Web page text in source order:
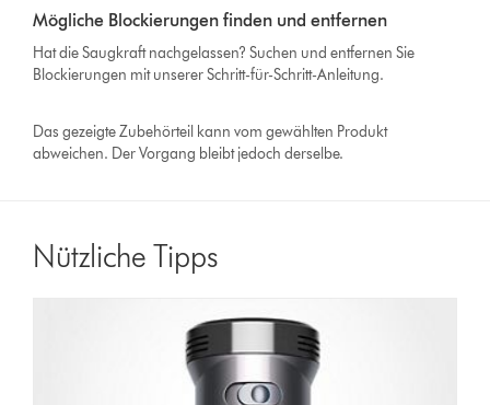
Transcript
öffnen
Mögliche Blockierungen finden und entfernen
Hat die Saugkraft nachgelassen? Suchen und entfernen Sie
Blockierungen mit unserer Schritt-für-Schritt-Anleitung.
Das gezeigte Zubehörteil kann vom gewählten Produkt
abweichen. Der Vorgang bleibt jedoch derselbe.
Nützliche Tipps